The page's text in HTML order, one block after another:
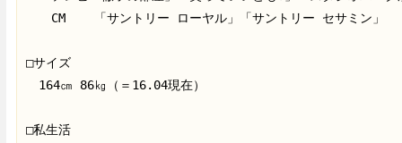
CM    「サントリー ローヤル」「サントリー セサミン」
□サイズ
164㎝ 86㎏（＝16.04現在）
□私生活